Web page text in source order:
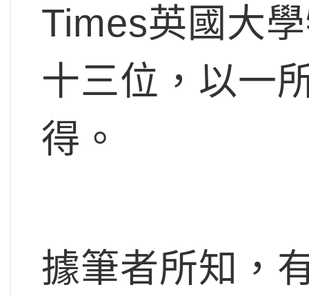
Times英國大
十三位，以一
得。
據筆者所知，